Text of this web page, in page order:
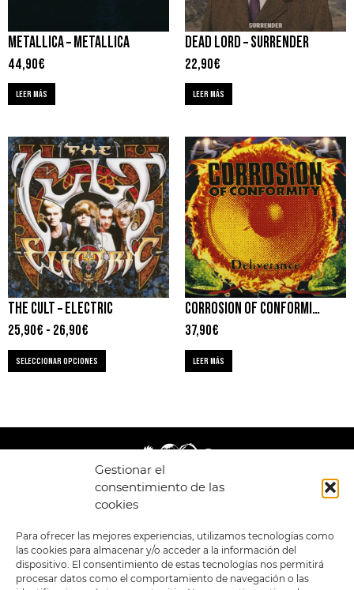
Gestionar el
consentimiento de las
cookies
Para ofrecer las mejores experiencias, utilizamos tecnologías como
las cookies para almacenar y/o acceder a la información del
dispositivo. El consentimiento de estas tecnologías nos permitirá
procesar datos como el comportamiento de navegación o las
METALLICA – METALLICA
44,90€
LEER MÁS
DEAD LORD – SURRENDER
22,90€
LEER MÁS
THE CULT – ELECTRIC
25,90€ - 26,90€
SELECCIONAR OPCIONES
CORROSION OF CONFORMITY – DELIVERANCE
37,90€
LEER MÁS
LEGAL
POLÍTICA DE
PRIVACIDAD
TÉRMINOS Y
ENLACES
ESTILOS
FORMATOS
PREVENTAS